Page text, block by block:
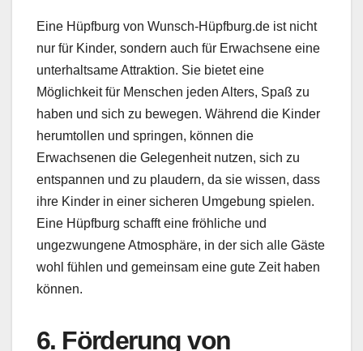
Eine Hüpfburg von Wunsch-Hüpfburg.de ist nicht
nur für Kinder, sondern auch für Erwachsene eine
unterhaltsame Attraktion. Sie bietet eine
Möglichkeit für Menschen jeden Alters, Spaß zu
haben und sich zu bewegen. Während die Kinder
herumtollen und springen, können die
Erwachsenen die Gelegenheit nutzen, sich zu
entspannen und zu plaudern, da sie wissen, dass
ihre Kinder in einer sicheren Umgebung spielen.
Eine Hüpfburg schafft eine fröhliche und
ungezwungene Atmosphäre, in der sich alle Gäste
wohl fühlen und gemeinsam eine gute Zeit haben
können.
6. Förderung von